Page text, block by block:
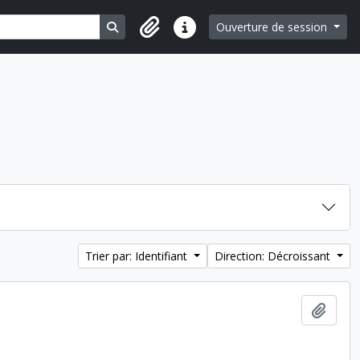
Search in browse page
Liens rapidesOuverture de session
Trier par: Identifiant Direction: Décroissant